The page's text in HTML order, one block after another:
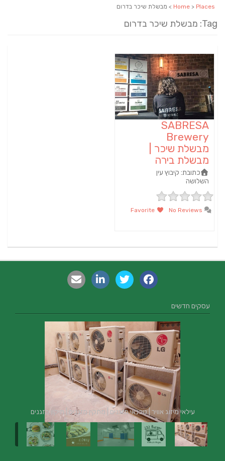
Home > Places > מבשלת שיכר בדרום
Tag: מבשלת שיכר בדרום
SABRESA
Brewery
מבשלת שיכר |
מבשלת בירה
כתובת: קיבוץ עין
השלושה
עסקים חדשים
עילאי מיזוג אוויר | טכנאי מזגנים | מתקין מזגנים | תיקון מזגנים